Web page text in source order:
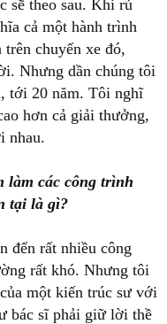
sẽ theo sau. Khi rủ
cả một hành trình
chuyến xe đó,
Nhưng dần chúng tôi
tới 20 năm. Tôi nghĩ
hơn cả giải thưởng,
nhau.
làm các công trình
tại là gì?
đến rất nhiều công
rất khó. Nhưng tôi
một kiến trúc sư với
bác sĩ phải giữ lời thề